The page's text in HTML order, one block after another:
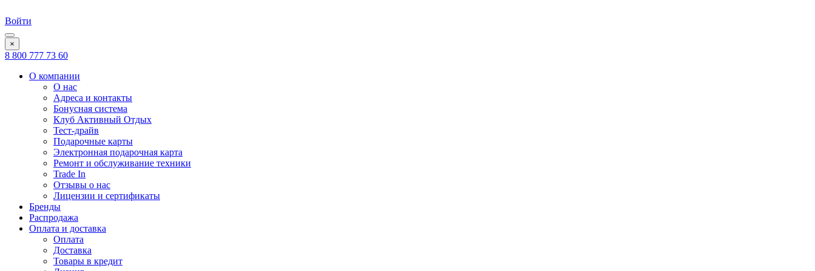
Войти
×
8 800 777 73 60
О компании
О нас
Адреса и контакты
Бонусная система
Клуб Активный Отдых
Тест-драйв
Подарочные карты
Электронная подарочная карта
Ремонт и обслуживание техники
Trade In
Отзывы о нас
Лицензии и сертификаты
Бренды
Распродажа
Оплата и доставка
Оплата
Доставка
Товары в кредит